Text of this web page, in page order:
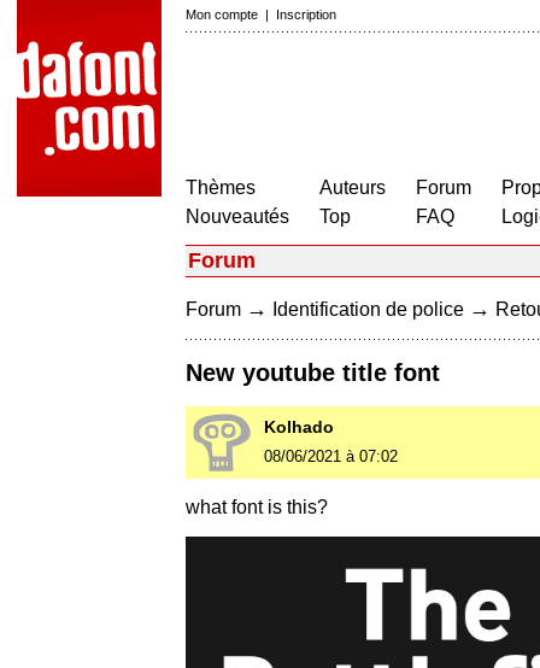
Mon compte | Inscription
Thèmes
Nouveautés
Auteurs
Top
Forum
FAQ
Forum
Forum → Identification de police →
New youtube title font
Kolhado
08/06/2021 à 07:02
what font is this?